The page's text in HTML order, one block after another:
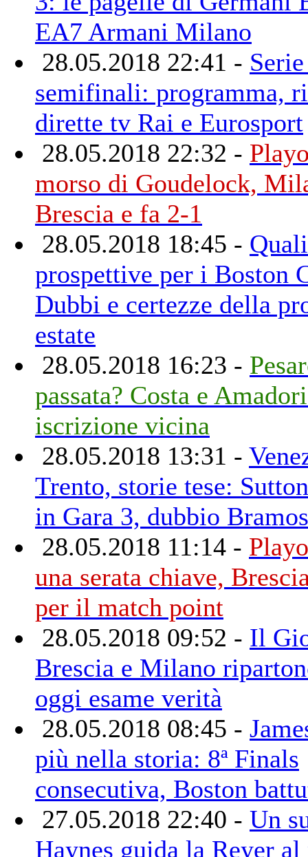
EA7 Armani Milano
28.05.2018 22:41 -
semifinali: programma,
dirette tv Rai e Eurosport
28.05.2018 22:32 -
morso di Goudelock,
Brescia e fa 2-1
28.05.2018 18:45 - Quali
prospettive per i Boston
Dubbi e certezze della
estate
28.05.2018 16:23 -
passata? Costa e
iscrizione vicina
28.05.2018 13:31 -
Trento, storie tese:
in Gara 3, dubbio Bramos
28.05.2018 11:14 -
una serata chiave,
per il match point
28.05.2018 09:52 - Il
Brescia e Milano
oggi esame verità
28.05.2018 08:45 -
più nella storia: 8ª Finals
consecutiva, Boston
27.05.2018 22:40 - Un
Haynes guida la Reyer